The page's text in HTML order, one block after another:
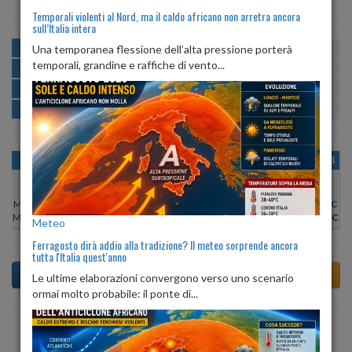
MATTINA min:23º max:29º U:
POMERIGGIO min:29º max:30º
SERA min:26º max:31º U:62% 86%
NOTTE min: 24º max:24º U:86%
OGGI
Min:
31°C
Max:32°C
SAB 08
Min:
Max:31°C
DOM 09
Min:29°C
Max:30°C
LUN 10
Min:
30°C
Max:31°C
MAR 11
Max:31°C
MER 12
Min:31°C
Max:32°C
GIO 13
32°C
Max:32°C
Previsioni del Tempo a Teulada di dopodomani
Temporali violenti al Nord, ma il caldo africano non arretra ancora
sull’Italia intera
Una temporanea flessione dell’alta pressione porterà
temporali, grandine e raffiche di vento...
Meteo
Ferragosto dirà addio alla tradizione? Il meteo sorprende ancora
tutta l'Italia quest'anno
Le ultime elaborazioni convergono verso uno scenario
ormai molto probabile: il ponte di...